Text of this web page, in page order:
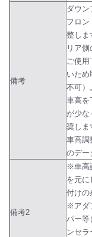
備考
ダウン
フロン
整しま
リア
ご使用
いため
不可）
車高を
が少な
奨しま
車高調
のデー
備考2
※車高
を元に
付けの
※アダ
パー等
ンセラ